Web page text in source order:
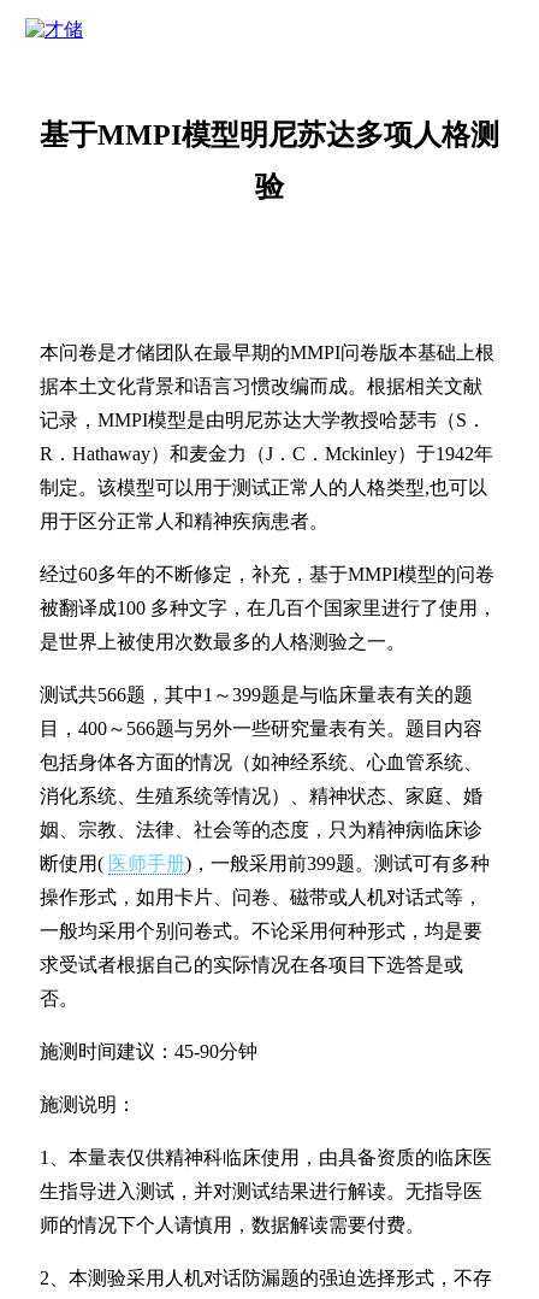
基于MMPI模型明尼苏达多项人格测
验
本问卷是才储团队在最早期的MMPI问卷版本基础上根
据本土文化背景和语言习惯改编而成。根据相关文献
记录，MMPI模型是由明尼苏达大学教授哈瑟韦（S．
R．Hathaway）和麦金力（J．C．Mckinley）于1942年
制定。该模型可以用于测试正常人的人格类型,也可以
用于区分正常人和精神疾病患者。
经过60多年的不断修定，补充，基于MMPI模型的问卷
被翻译成100 多种文字，在几百个国家里进行了使用，
是世界上被使用次数最多的人格测验之一。
测试共566题，其中1～399题是与临床量表有关的题
目，400～566题与另外一些研究量表有关。题目内容
包括身体各方面的情况（如神经系统、心血管系统、
消化系统、生殖系统等情况）、精神状态、家庭、婚
姻、宗教、法律、社会等的态度，只为精神病临床诊
断使用( 医师手册)，一般采用前399题。测试可有多种
操作形式，如用卡片、问卷、磁带或人机对话式等，
一般均采用个别问卷式。不论采用何种形式，均是要
求受试者根据自己的实际情况在各项目下选答是或
否。
施测时间建议：45-90分钟
施测说明：
1、本量表仅供精神科临床使用，由具备资质的临床医
生指导进入测试，并对测试结果进行解读。无指导医
师的情况下个人请慎用，数据解读需要付费。
2、本测验采用人机对话防漏题的强迫选择形式，不存